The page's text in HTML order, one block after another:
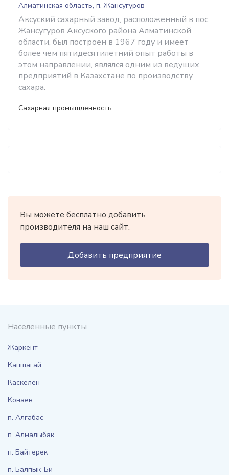
Алматинская область, п. Жансугуров
Аксуский сахарный завод, расположенный в пос.
Жансугуров Аксуского района Алматинской
области, был построен в 1967 году и имеет
более чем пятидесятилетний опыт работы в
этом направлении, являлся одним из ведущих
предприятий в Казахстане по производству
сахара.
Сахарная промышленность
Вы можете бесплатно добавить
производителя на наш сайт.
Добавить предприятие
Населенные пункты
Жаркент
Капшагай
Каскелен
Конаев
п. Алгабас
п. Алмалыбак
п. Байтерек
п. Балпык-Би